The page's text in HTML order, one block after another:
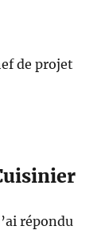
de projet
répondu